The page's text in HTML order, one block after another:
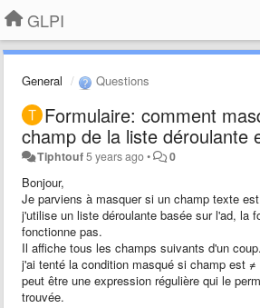
GLPI
General Questions
Formulaire: comment
champ de la liste déroulante
Tiphtouf5 years ago• 0
Bonjour,
Je parviens à masquer si un champ texte
j'utilise un liste déroulante basée sur l'ad, la
fonctionne pas.
Il affiche tous les champs suivants d'un coup.
j'ai tenté la condition masqué si champ est
peut être une expression régulière qui le
trouvée.